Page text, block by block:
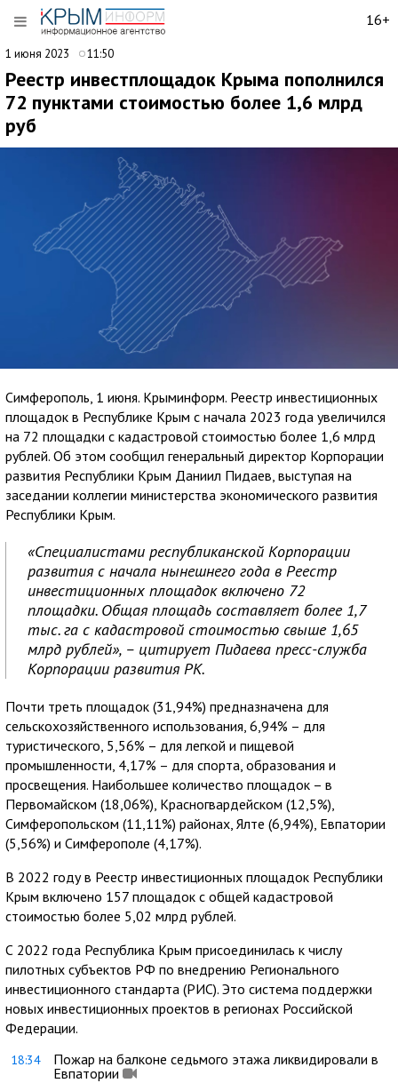
16+
1 июня 2023 11:50
Реестр инвестплощадок Крыма пополнился
72 пунктами стоимостью более 1,6 млрд
руб
Симферополь, 1 июня. Крыминформ. Реестр инвестиционных
площадок в Республике Крым с начала 2023 года увеличился
на 72 площадки с кадастровой стоимостью более 1,6 млрд
рублей. Об этом сообщил генеральный директор Корпорации
развития Республики Крым Даниил Пидаев, выступая на
заседании коллегии министерства экономического развития
Республики Крым.
«Специалистами республиканской Корпорации
развития с начала нынешнего года в Реестр
инвестиционных площадок включено 72
площадки. Общая площадь составляет более 1,7
тыс. га с кадастровой стоимостью свыше 1,65
млрд рублей», – цитирует Пидаева пресс-служба
Корпорации развития РК.
Почти треть площадок (31,94%) предназначена для
сельскохозяйственного использования, 6,94% – для
туристического, 5,56% – для легкой и пищевой
промышленности, 4,17% – для спорта, образования и
просвещения. Наибольшее количество площадок – в
Первомайском (18,06%), Красногвардейском (12,5%),
Симферопольском (11,11%) районах, Ялте (6,94%), Евпатории
(5,56%) и Симферополе (4,17%).
В 2022 году в Реестр инвестиционных площадок Республики
Крым включено 157 площадок с общей кадастровой
стоимостью более 5,02 млрд рублей.
С 2022 года Республика Крым присоединилась к числу
пилотных субъектов РФ по внедрению Регионального
инвестиционного стандарта (РИС). Это система поддержки
новых инвестиционных проектов в регионах Российской
Федерации.
18:34
Пожар на балконе седьмого этажа ликвидировали в
Евпатории